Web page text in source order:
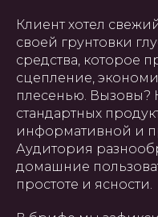
Клиент хотел
своей грунтовки
средства, которое
сцепление,
плесенью. Вызовы?
стандартных
информативной и
Аудитория
домашние
простоте и ясности.